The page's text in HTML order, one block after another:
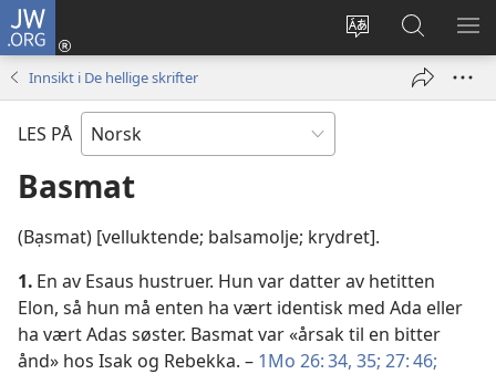
JW.ORG
Endre
Logg
inn
vindu)
Søk
på
JW.ORG
VIS
Innsikt i De hellige skrifter
LES PÅ
Basmat
(Bạsmat) [velluktende; balsamolje; krydret].
1. En av Esaus hustruer. Hun var datter av hetitten
Elon, så hun må enten ha vært identisk med Ada eller
ha vært Adas søster. Basmat var «årsak til en bitter
ånd» hos Isak og Rebekka. – 1Mo 26: 34, 35; 27: 46;